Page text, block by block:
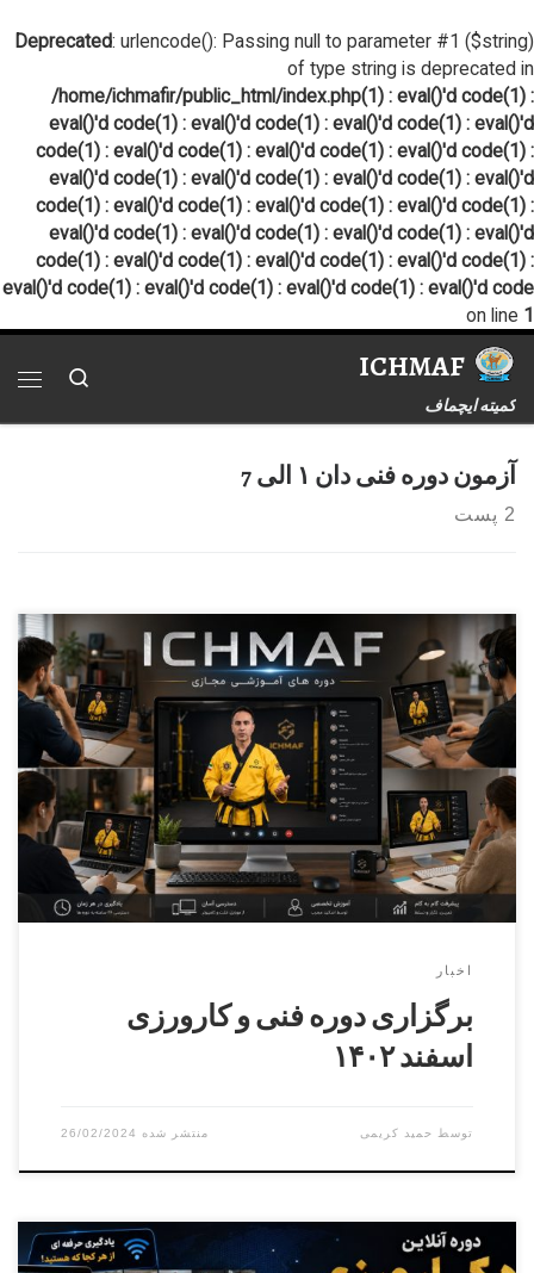
Deprecated: urlencode(): Passing null to parameter #1 ($string)
of type string is deprecated in
/home/ichmafir/public_html/index.php(1) : eval()'d code(1) :
eval()'d code(1) : eval()'d code(1) : eval()'d code(1) : eval()'d
code(1) : eval()'d code(1) : eval()'d code(1) : eval()'d code(1) :
eval()'d code(1) : eval()'d code(1) : eval()'d code(1) : eval()'d
code(1) : eval()'d code(1) : eval()'d code(1) : eval()'d code(1) :
eval()'d code(1) : eval()'d code(1) : eval()'d code(1) : eval()'d
code(1) : eval()'d code(1) : eval()'d code(1) : eval()'d code(1) :
eval()'d code(1) : eval()'d code(1) : eval()'d code(1) : eval()'d code
on line 1
پرش به محتوا
ICHMAF
کمیته ایچماف
Search
آزمون دوره فنی دان ۱ الی 7
2 پست
دوره کارورزی ( مربیگری عملی ) درجه ۳ الی درجه ۱ بخش
آقایان مدرس دوره دکترنطاق بافکرمسئول برگزاری دوره استاد
پرویز بایرامی ۰۹۳۰۶۴۹۰۴۶۴ بخش بانوان مدرس دوره سرکار
خانم استاد شهرکیمسئول برگزاری دوره سرکار خانم استاد تالمی
نژاد۰۹۳۶۲۰۹۴۳۴۴ برگزاری دوره فنی کمربند مشکی دان ۱ الی
دان ۶ بخش آقایان […]
اخبار
برگزاری دوره فنی و کارورزی
اسفند ۱۴۰۲
توسط حمید کریمی 26/02/2024